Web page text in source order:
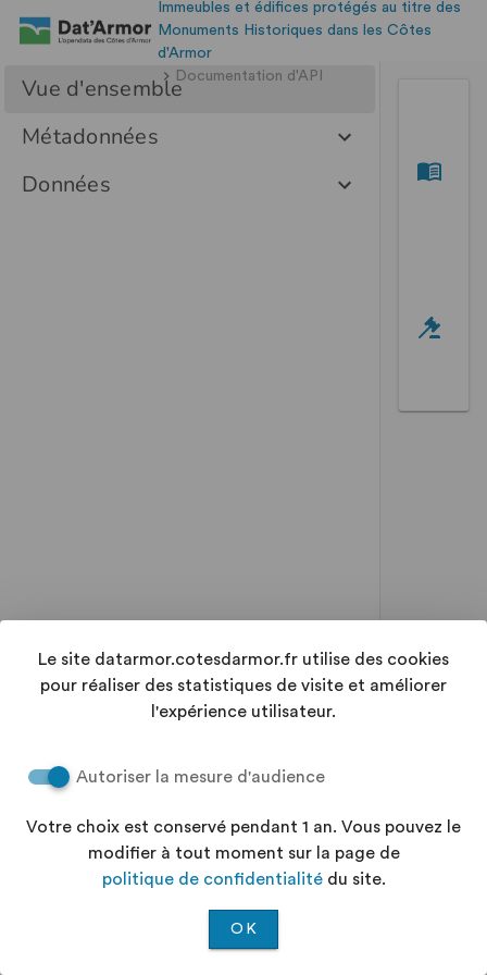
Immeubles et édifices protégés au titre des
Monuments Historiques dans les Côtes
d'Armor
Documentation d'API
Le site datarmor.cotesdarmor.fr utilise des cookies
pour réaliser des statistiques de visite et améliorer
l'expérience utilisateur.
Autoriser la mesure d'audience
Votre choix est conservé pendant 1 an. Vous pouvez le
modifier à tout moment sur la page de
politique de confidentialitédu site.
OK